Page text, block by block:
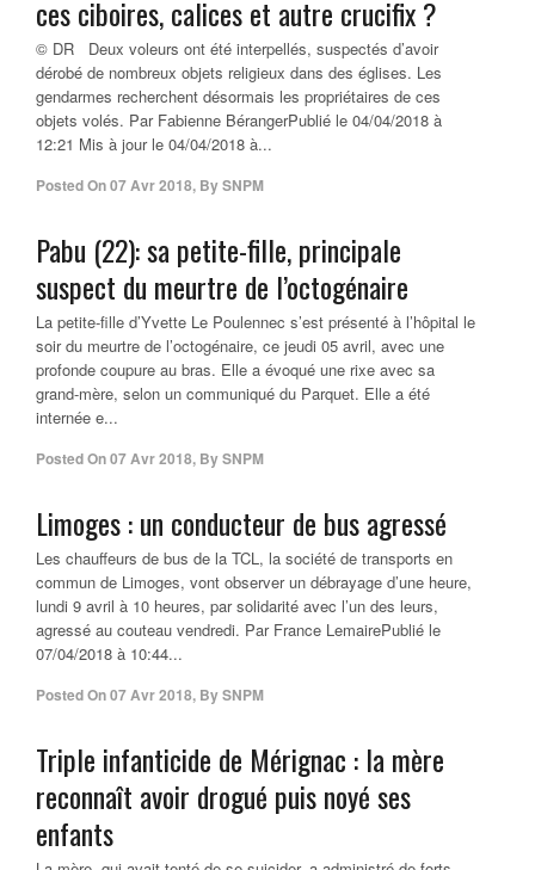
ces ciboires, calices et autre crucifix ?
© DR Deux voleurs ont été interpellés, suspectés d’avoir
dérobé de nombreux objets religieux dans des églises. Les
gendarmes recherchent désormais les propriétaires de ces
objets volés. Par Fabienne BérangerPublié le 04/04/2018 à
12:21 Mis à jour le 04/04/2018 à...
Posted On07 Avr 2018, BySNPM
Pabu (22): sa petite-fille, principale
suspect du meurtre de l’octogénaire
La petite-fille d’Yvette Le Poulennec s’est présenté à l’hôpital le
soir du meurtre de l’octogénaire, ce jeudi 05 avril, avec une
profonde coupure au bras. Elle a évoqué une rixe avec sa
grand-mère, selon un communiqué du Parquet. Elle a été
internée e...
Posted On07 Avr 2018, BySNPM
Limoges : un conducteur de bus agressé
Les chauffeurs de bus de la TCL, la société de transports en
commun de Limoges, vont observer un débrayage d’une heure,
lundi 9 avril à 10 heures, par solidarité avec l’un des leurs,
agressé au couteau vendredi. Par France LemairePublié le
07/04/2018 à 10:44...
Posted On07 Avr 2018, BySNPM
Triple infanticide de Mérignac : la mère
reconnaît avoir drogué puis noyé ses
enfants